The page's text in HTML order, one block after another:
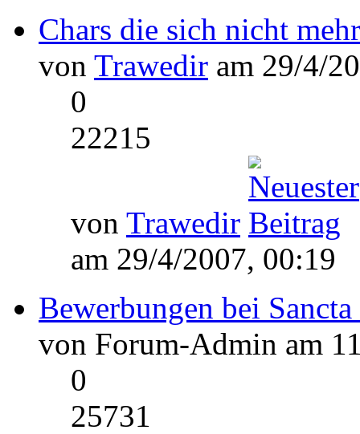
Chars die sich nicht
von Trawedir am 29/4/
0
22215
von Trawedir
am 29/4/2007, 00:19
Bewerbungen bei
von Forum-Admin am
0
25731